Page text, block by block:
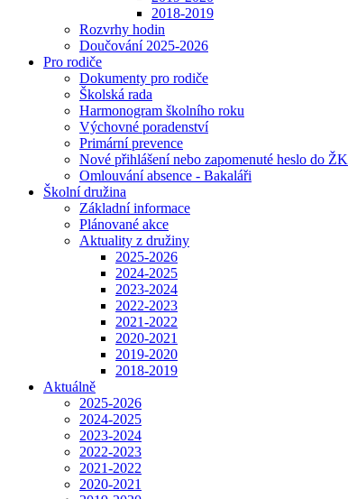
2018-2019
Rozvrhy hodin
Doučování 2025-2026
Pro rodiče
Dokumenty pro rodiče
Školská rada
Harmonogram školního roku
Výchovné poradenství
Primární prevence
Nové přihlášení nebo zapomenuté heslo do ŽK
Omlouvání absence - Bakaláři
Školní družina
Základní informace
Plánované akce
Aktuality z družiny
2025-2026
2024-2025
2023-2024
2022-2023
2021-2022
2020-2021
2019-2020
2018-2019
Aktuálně
2025-2026
2024-2025
2023-2024
2022-2023
2021-2022
2020-2021